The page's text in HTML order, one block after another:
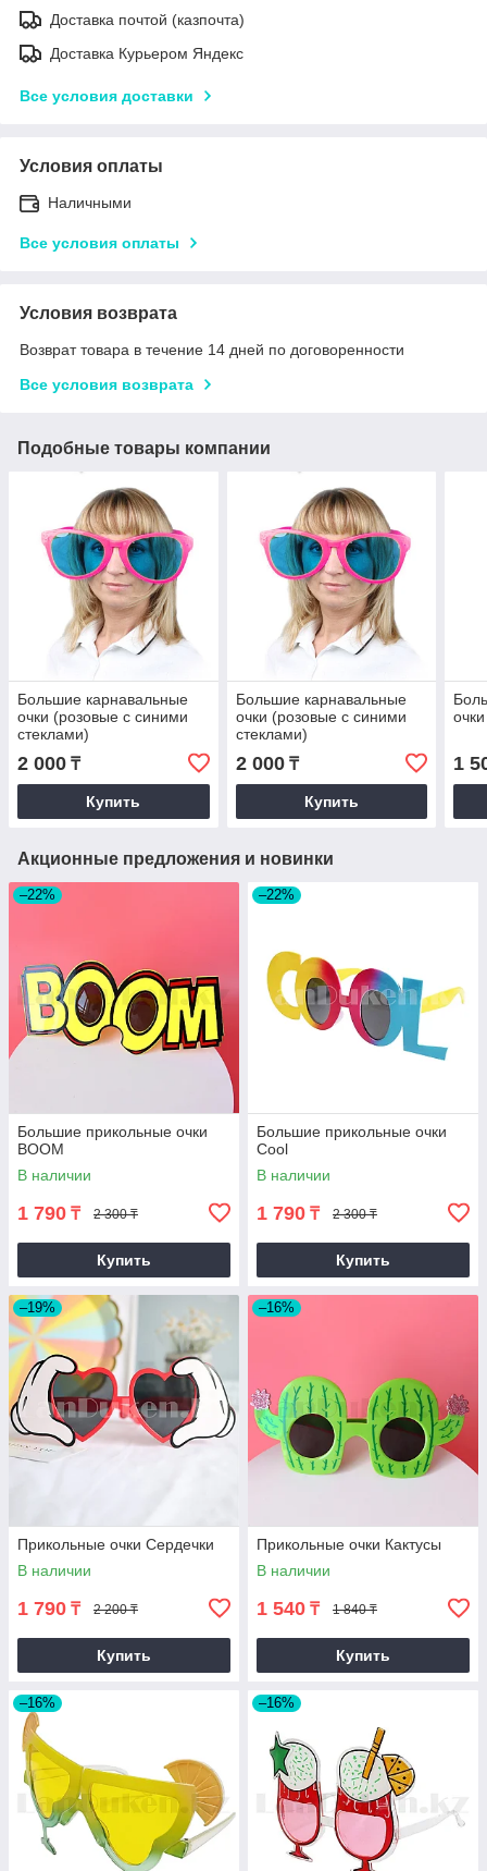
Доставка почтой (казпочта)
Доставка Курьером Яндекс
Все условия доставки
Условия оплаты
Наличными
Все условия оплаты
Условия возврата
Возврат товара в течение 14 дней по договоренности
Все условия возврата
Подобные товары компании
Большие карнавальные
очки (розовые с синими
стеклами)
2 000 ₸
Купить
Большие карнавальные
очки (розовые с синими
стеклами)
2 000₸
Купить
1
Акционные предложения и новинки
–22%
Большие прикольные очки
BOOM
В наличии
1 790 ₸ 2 300 ₸
Купить
–22%
Большие прикольные очки
Cool
В наличии
1 790 ₸ 2 300 ₸
Купить
–19%
Прикольные очки Сердечки
В наличии
1 790 ₸ 2 200 ₸
Купить
–16%
Прикольные очки Кактусы
В наличии
1 540 ₸ 1 840 ₸
Купить
–16% –16%